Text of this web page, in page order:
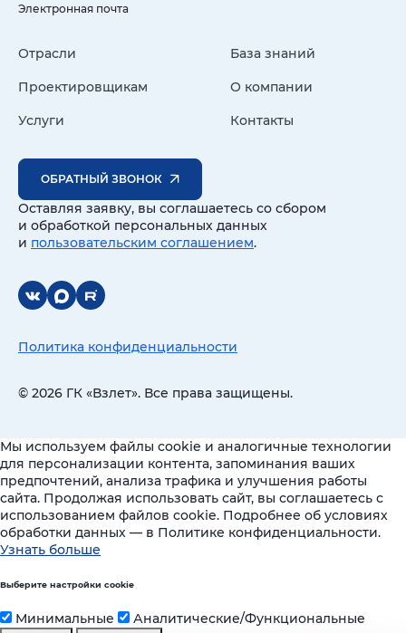
Электронная почта
Отрасли
Проектировщикам
Услуги
База знаний
О компании
Контакты
ОБРАТНЫЙ ЗВОНОК
Оставляя заявку, вы соглашаетесь со сбором
и обработкой персональных данных
и пользовательским соглашением.
© 2026 ГК «Взлет». Все права защищены.
Политика конфиденциальности
Мы используем файлы cookie и аналогичные технологии
для персонализации контента, запоминания ваших
предпочтений, анализа трафика и улучшения работы
сайта. Продолжая использовать сайт, вы соглашаетесь с
использованием файлов cookie. Подробнее об условиях
обработки данных — в Политике конфиденциальности.
Узнать больше
Выберите настройки cookie
Минимальные
Аналитические/Функциональные